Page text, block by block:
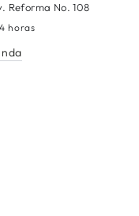
Reforma No. 108
horas